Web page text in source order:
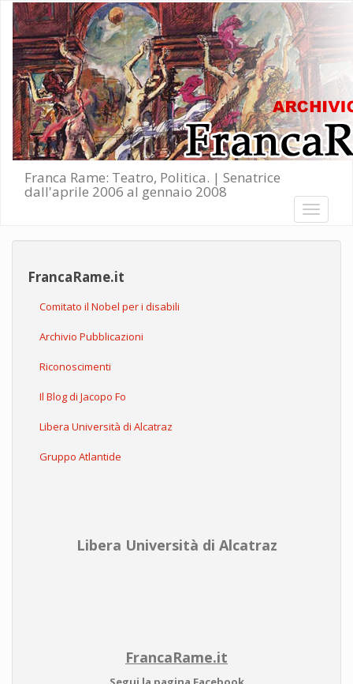
Salta al contenuto principale
Franca Rame: Teatro, Politica. | Senatrice
dall'aprile 2006 al gennaio 2008
Toggle
FrancaRame.it
Comitato il Nobel per i disabili
Archivio Pubblicazioni
Riconoscimenti
Il Blog di Jacopo Fo
Libera Università di Alcatraz
Gruppo Atlantide
Libera Università di Alcatraz
FrancaRame.it